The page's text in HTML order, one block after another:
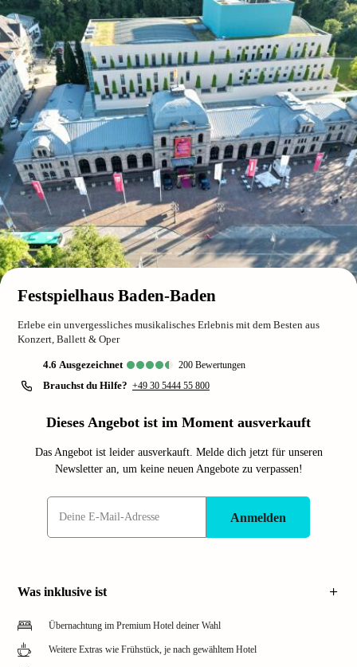
Festspielhaus Baden-Baden
Erlebe ein unvergessliches musikalisches Erlebnis mit dem Besten aus
Konzert, Ballett & Oper
4.6 ausgezeichnet 200 Bewertungen
Brauchst du Hilfe? +49 30 5444 55 800
Dieses Angebot ist im Moment ausverkauft
Das Angebot ist leider ausverkauft. Melde dich jetzt für unseren
Newsletter an, um keine neuen Angebote zu verpassen!
Anmelden
Was inklusive ist
Übernachtung im Premium Hotel deiner Wahl
Weitere Extras wie Frühstück, je nach gewähltem Hotel